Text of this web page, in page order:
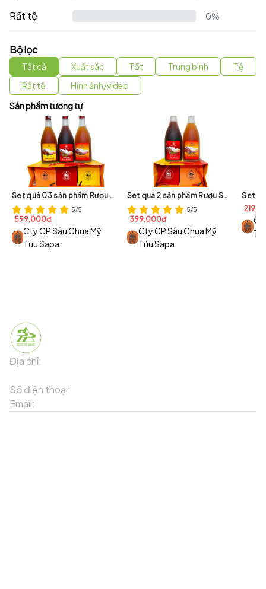
Rất tệ 0%
Bộ lọc
Tất cả Xuất sắc Tốt Trung bình
Tệ
Rất tệ
Hình ảnh/video
Sản phẩm tương tự
Set quà 03 sản phẩm Rượu Sâu Chua đặc biệt (Set3)
5/5
599,000đ
Cty CP Sâu Chua Mỹ
Tửu Sapa
Set quà 2 sản phẩm Rượu Sâu Chua đặc biệt (Set2)
5/5
399,000đ
Cty CP Sâu Chua Mỹ
Tửu Sapa
Địa chỉ:
Số điện thoại:
Email: